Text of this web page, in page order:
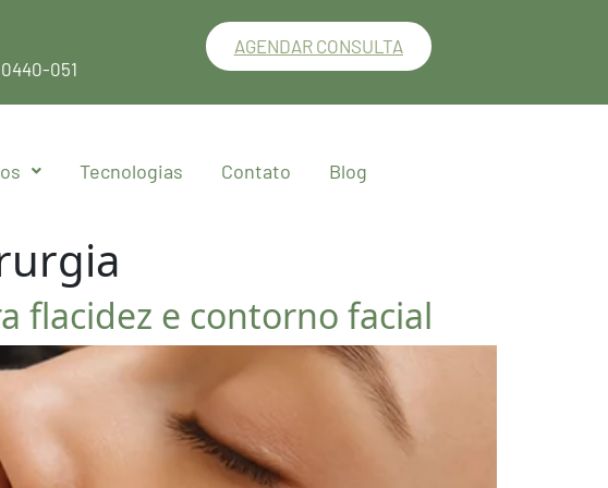
051
AGENDAR CONSULTA
Tecnologias Contato Blog
flacidez e contorno facial